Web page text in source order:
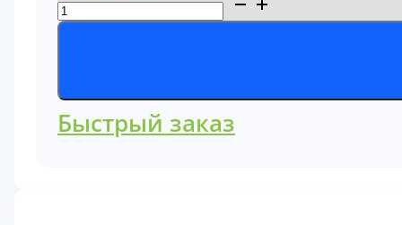
товара
топливный
330573
Быстрый заказ